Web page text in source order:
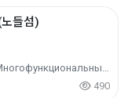
들섬)
#Туристические зоны #Многофункциональные туристические объекты #Культурный туризм
490